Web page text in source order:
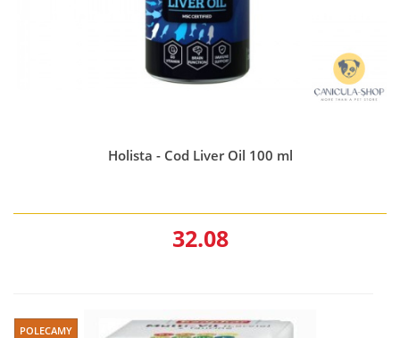
Holista - Cod Liver Oil 100 ml
32.08
POLECAMY